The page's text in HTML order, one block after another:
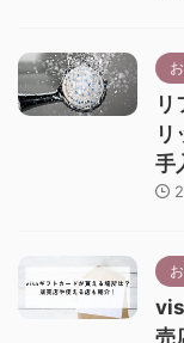
手
売